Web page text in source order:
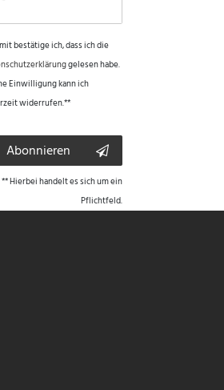
bestätige ich, dass ich die
gelesen habe.
Einwilligung kann ich
widerrufen.**
Abonnieren
** Hierbei handelt es sich um ein
Pflichtfeld.